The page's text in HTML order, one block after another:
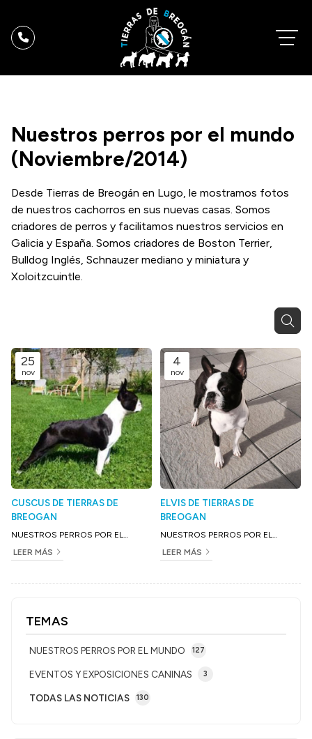
Nuestros perros por el mundo
(Noviembre/2014)
Desde Tierras de Breogán en Lugo, le mostramos fotos
de nuestros cachorros en sus nuevas casas. Somos
criadores de perros y facilitamos nuestros servicios en
Galicia y España. Somos criadores de Boston Terrier,
Bulldog Inglés, Schnauzer mediano y miniatura y
Xoloitzcuintle.
TEMAS
TODAS LAS NOTICIAS 130
NUESTROS PERROS POR EL MUNDO 127
EVENTOS Y EXPOSICIONES CANINAS 3
25
nov
CUSCUS DE TIERRAS DE
BREOGAN
NUESTROS PERROS POR EL
LEER MÁS
4
nov
ELVIS DE TIERRAS DE
BREOGAN
NUESTROS PERROS POR EL
LEER MÁS